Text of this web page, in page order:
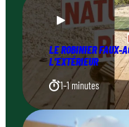
LE ROBINIER FAUX-
L’EXTÉRIEUR
1–1 minutes